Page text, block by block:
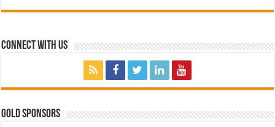
Connect with Us
GOLD SPONSORS